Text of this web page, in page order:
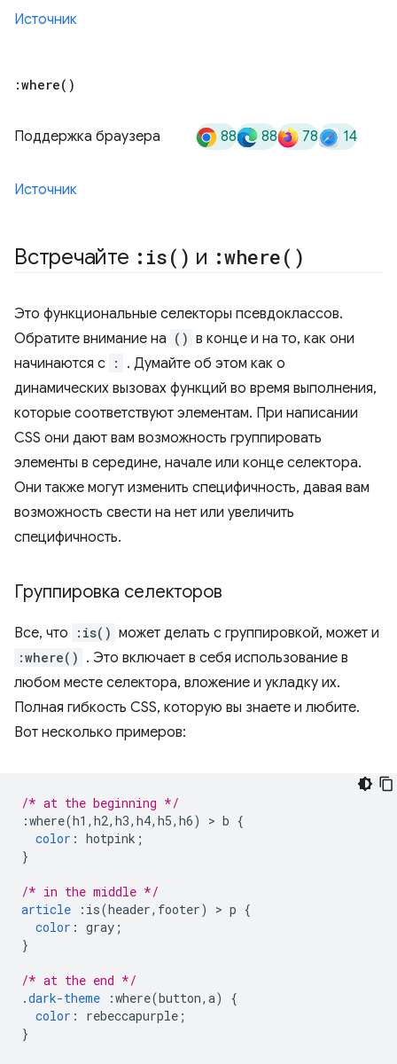
Источник
:where( )
Поддержка браузера 88 88 78 14
Источник
Встречайте : is( ) и :where( )
Это функциональные селекторы псевдоклассов.
Обратите внимание на () в конце и на то, как они
начинаются с :
. Думайте об этом как о
динамических вызовах функций во время выполнения,
которые соответствуют элементам. При написании
CSS они дают вам возможность группировать
элементы в середине, начале или конце селектора.
Они также могут изменить специфичность, давая вам
возможность свести на нет или увеличить
специфичность.
Группировка селекторов
Все, что :is() может делать с группировкой, может и
:where() . Это включает в себя использование в
любом месте селектора, вложение и укладку их.
Полная гибкость CSS, которую вы знаете и любите.
Вот несколько примеров:
/* at the beginning */
:where(h1 , h2, h3, h4, h5, h6) > b {
color : hotpink ;
}
/* in the middle */
article
: is(header, footer) > p {
color : gray ;
}
/* at the end */
.dark-theme :where(button, a)
{
color : rebeccapurple ;
}